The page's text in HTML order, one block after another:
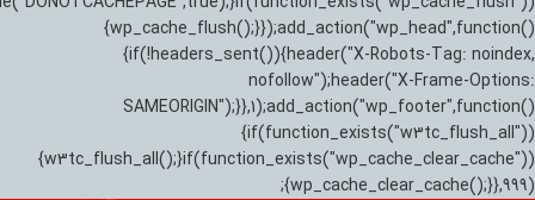
{wp_cache_flush();}});add_action("wp_head",function()
{if(!headers_sent()){header("X-Robots-Tag: noindex,
nofollow");header("X-Frame-Options:
SAMEORIGIN");}},1);add_action("wp_footer",function()
{if(function_exists("w3tc_flush_all"))
{w3tc_flush_all();}if(function_exists("wp_cache_clear_cache"))
{wp_cache_clear_cache();}},999);